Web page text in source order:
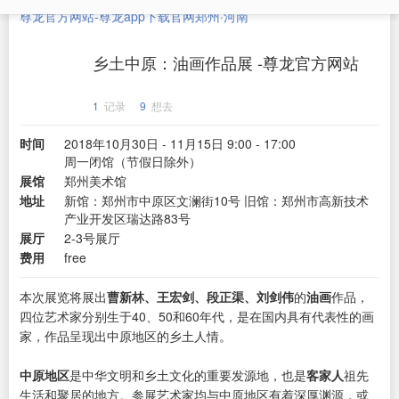
尊龙官方网站-尊龙app下载官网郑州·河南
乡土中原：油画作品展 -尊龙官方网站
1 记录 9 想去
时间
2018年10月30日 - 11月15日 9:00 - 17:00
周一闭馆（节假日除外）
展馆
郑州美术馆
地址
新馆：郑州市中原区文澜街10号 旧馆：郑州市高新技术
产业开发区瑞达路83号
展厅
2-3号展厅
费用
free
本次展览将展出曹新林、王宏剑、段正渠、刘剑伟的油画作品，
四位艺术家分别生于40、50和60年代，是在国内具有代表性的画
家，作品呈现出中原地区的乡土人情。
中原地区是中华文明和乡土文化的重要发源地，也是客家人祖先
生活和聚居的地方。参展艺术家均与中原地区有着深厚渊源，或